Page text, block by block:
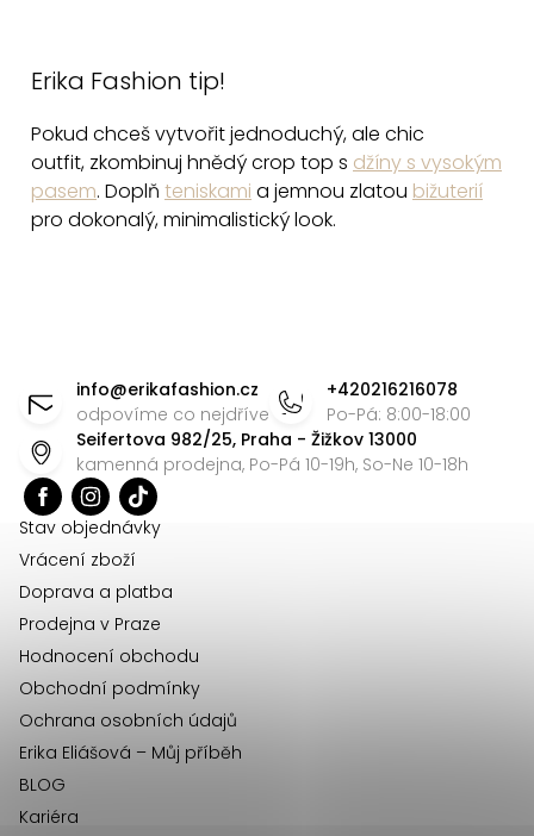
á
d
a
c
y
v
ý
Erika Fashion tip!
Pokud chceš vytvořit jednoduchý, ale chic
outfit, zkombinuj hnědý crop top s džíny s vysokým
pasem. Doplň teniskami a jemnou zlatou bižuterií
pro dokonalý, minimalistický look.
info@erikafashion.cz
odpovíme co nejdříve
+420216216078
Po-Pá: 8:00-18:00
Seifertova 982/25, Praha - Žižkov 13000
kamenná prodejna, Po-Pá 10-19h, So-Ne 10-18h
Stav objednávky
Vrácení zboží
Doprava a platba
Prodejna v Praze
Hodnocení obchodu
Obchodní podmínky
Ochrana osobních údajů
Erika Eliášová – Můj příběh
BLOG
Kariéra